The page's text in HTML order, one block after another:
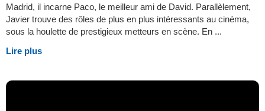
Madrid, il incarne Paco, le meilleur ami de David. Parallèlement,
Javier trouve des rôles de plus en plus intéressants au cinéma,
sous la houlette de prestigieux metteurs en scène. En ...
Lire plus